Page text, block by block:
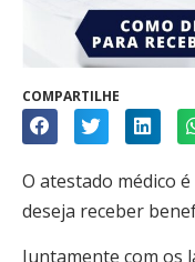
COMPARTILHE
O atestado médico
deseja receber
Juntamente com os